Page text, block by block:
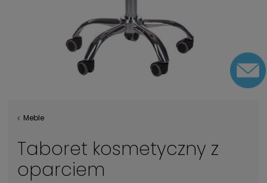
Meble
Taboret kosmetyczny z
oparciem